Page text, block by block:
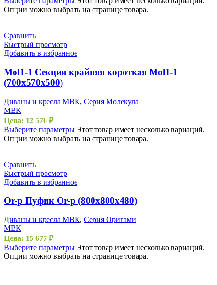
Опции можно выбрать на странице товара.
Сравнить
Быстрый просмотр
Добавить в избранное
Mol1-1 Секция крайняя короткая Mol1-1
(700х570х500)
Диваны и кресла МВК, Серия Молекула
МВК
Цена: 12 576 ₽
Выберите параметры Этот товар имеет несколько вариаций.
Опции можно выбрать на странице товара.
Сравнить
Быстрый просмотр
Добавить в избранное
Or-p Пуфик Or-p (800х800х480)
Диваны и кресла МВК, Серия Оригами
МВК
Цена: 15 677 ₽
Выберите параметры Этот товар имеет несколько вариаций.
Опции можно выбрать на странице товара.